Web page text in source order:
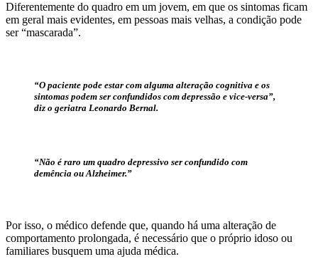
Diferentemente do quadro em um jovem, em que os sintomas ficam
em geral mais evidentes, em pessoas mais velhas, a condição pode
ser “mascarada”.
“O paciente pode estar com alguma alteração cognitiva e os
sintomas podem ser confundidos com depressão e vice-versa”,
diz o geriatra Leonardo Bernal.
“Não é raro um quadro depressivo ser confundido com
demência ou Alzheimer.”
Por isso, o médico defende que, quando há uma alteração de
comportamento prolongada, é necessário que o próprio idoso ou
familiares busquem uma ajuda médica.